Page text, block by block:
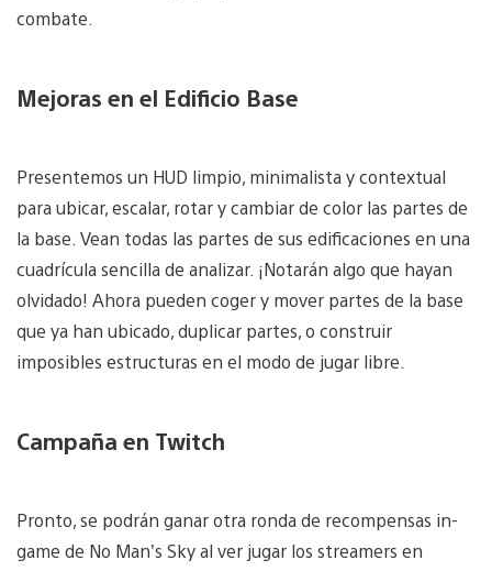
combate.
Mejoras en el Edificio Base
Presentemos un HUD limpio, minimalista y contextual
para ubicar, escalar, rotar y cambiar de color las partes de
la base. Vean todas las partes de sus edificaciones en una
cuadrícula sencilla de analizar. ¡Notarán algo que hayan
olvidado! Ahora pueden coger y mover partes de la base
que ya han ubicado, duplicar partes, o construir
imposibles estructuras en el modo de jugar libre.
Campaña en Twitch
Pronto, se podrán ganar otra ronda de recompensas in-
game de No Man’s Sky al ver jugar los streamers en